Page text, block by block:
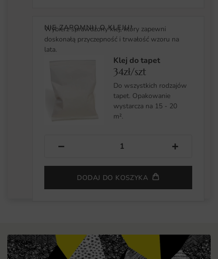
NIE ZAPOMNIJ O KLEJU!
Wybierz sprawdzony klej, który zapewni
doskonałą przyczepność i trwałość wzoru na
lata.
Klej do tapet
34zł/szt
Do wszystkich rodzajów
tapet. Opakowanie
wystarcza na 15 - 20
m².
− +
DODAJ DO KOSZYKA